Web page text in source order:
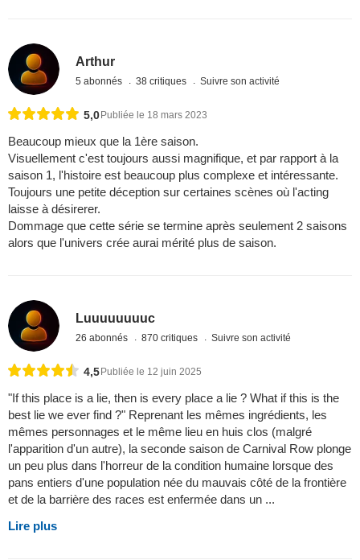
Arthur
5 abonnés 38 critiques Suivre son activité
5,0Publiée le 18 mars 2023
Beaucoup mieux que la 1ère saison.
Visuellement c'est toujours aussi magnifique, et par rapport à la
saison 1, l'histoire est beaucoup plus complexe et intéressante.
Toujours une petite déception sur certaines scènes où l'acting
laisse à désirerer.
Dommage que cette série se termine après seulement 2 saisons
alors que l'univers crée aurai mérité plus de saison.
Luuuuuuuuc
26 abonnés 870 critiques Suivre son activité
4,5 Publiée le 12 juin 2025
"If this place is a lie, then is every place a lie ? What if this is the
best lie we ever find ?" Reprenant les mêmes ingrédients, les
mêmes personnages et le même lieu en huis clos (malgré
l'apparition d'un autre), la seconde saison de Carnival Row plonge
un peu plus dans l'horreur de la condition humaine lorsque des
pans entiers d'une population née du mauvais côté de la frontière
et de la barrière des races est enfermée dans un ...
Lire plus